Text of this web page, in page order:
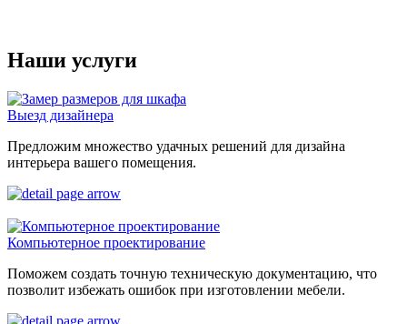
Наши услуги
Выезд дизайнера
Предложим множество удачных решений для дизайна
интерьера вашего помещения.
Компьютерное проектирование
Поможем создать точную техническую документацию, что
позволит избежать ошибок при изготовлении мебели.